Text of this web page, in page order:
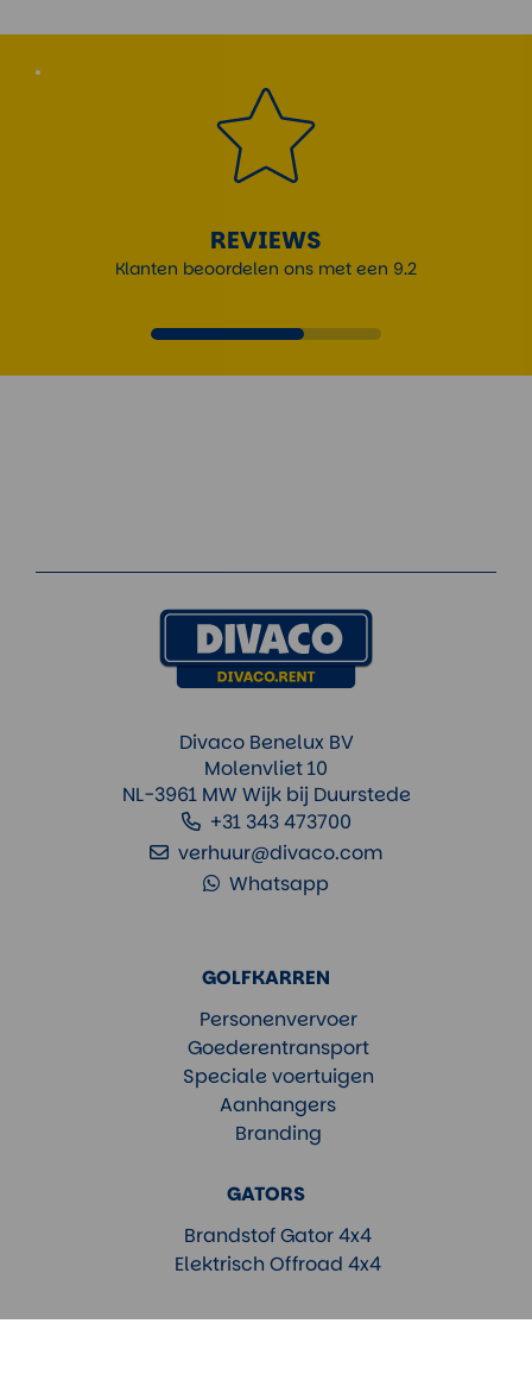
REVIEWS
Klanten beoordelen ons met een 9.2
GOLFKARREN
Personenvervoer
Goederentransport
Speciale voertuigen
Aanhangers
Branding
GATORS
Brandstof Gator 4x4
Elektrisch Offroad 4x4
Divaco Benelux BV
Molenvliet 10
NL-3961 MW Wijk bij Duurstede
+31 343 473700
verhuur@divaco.com
Whatsapp